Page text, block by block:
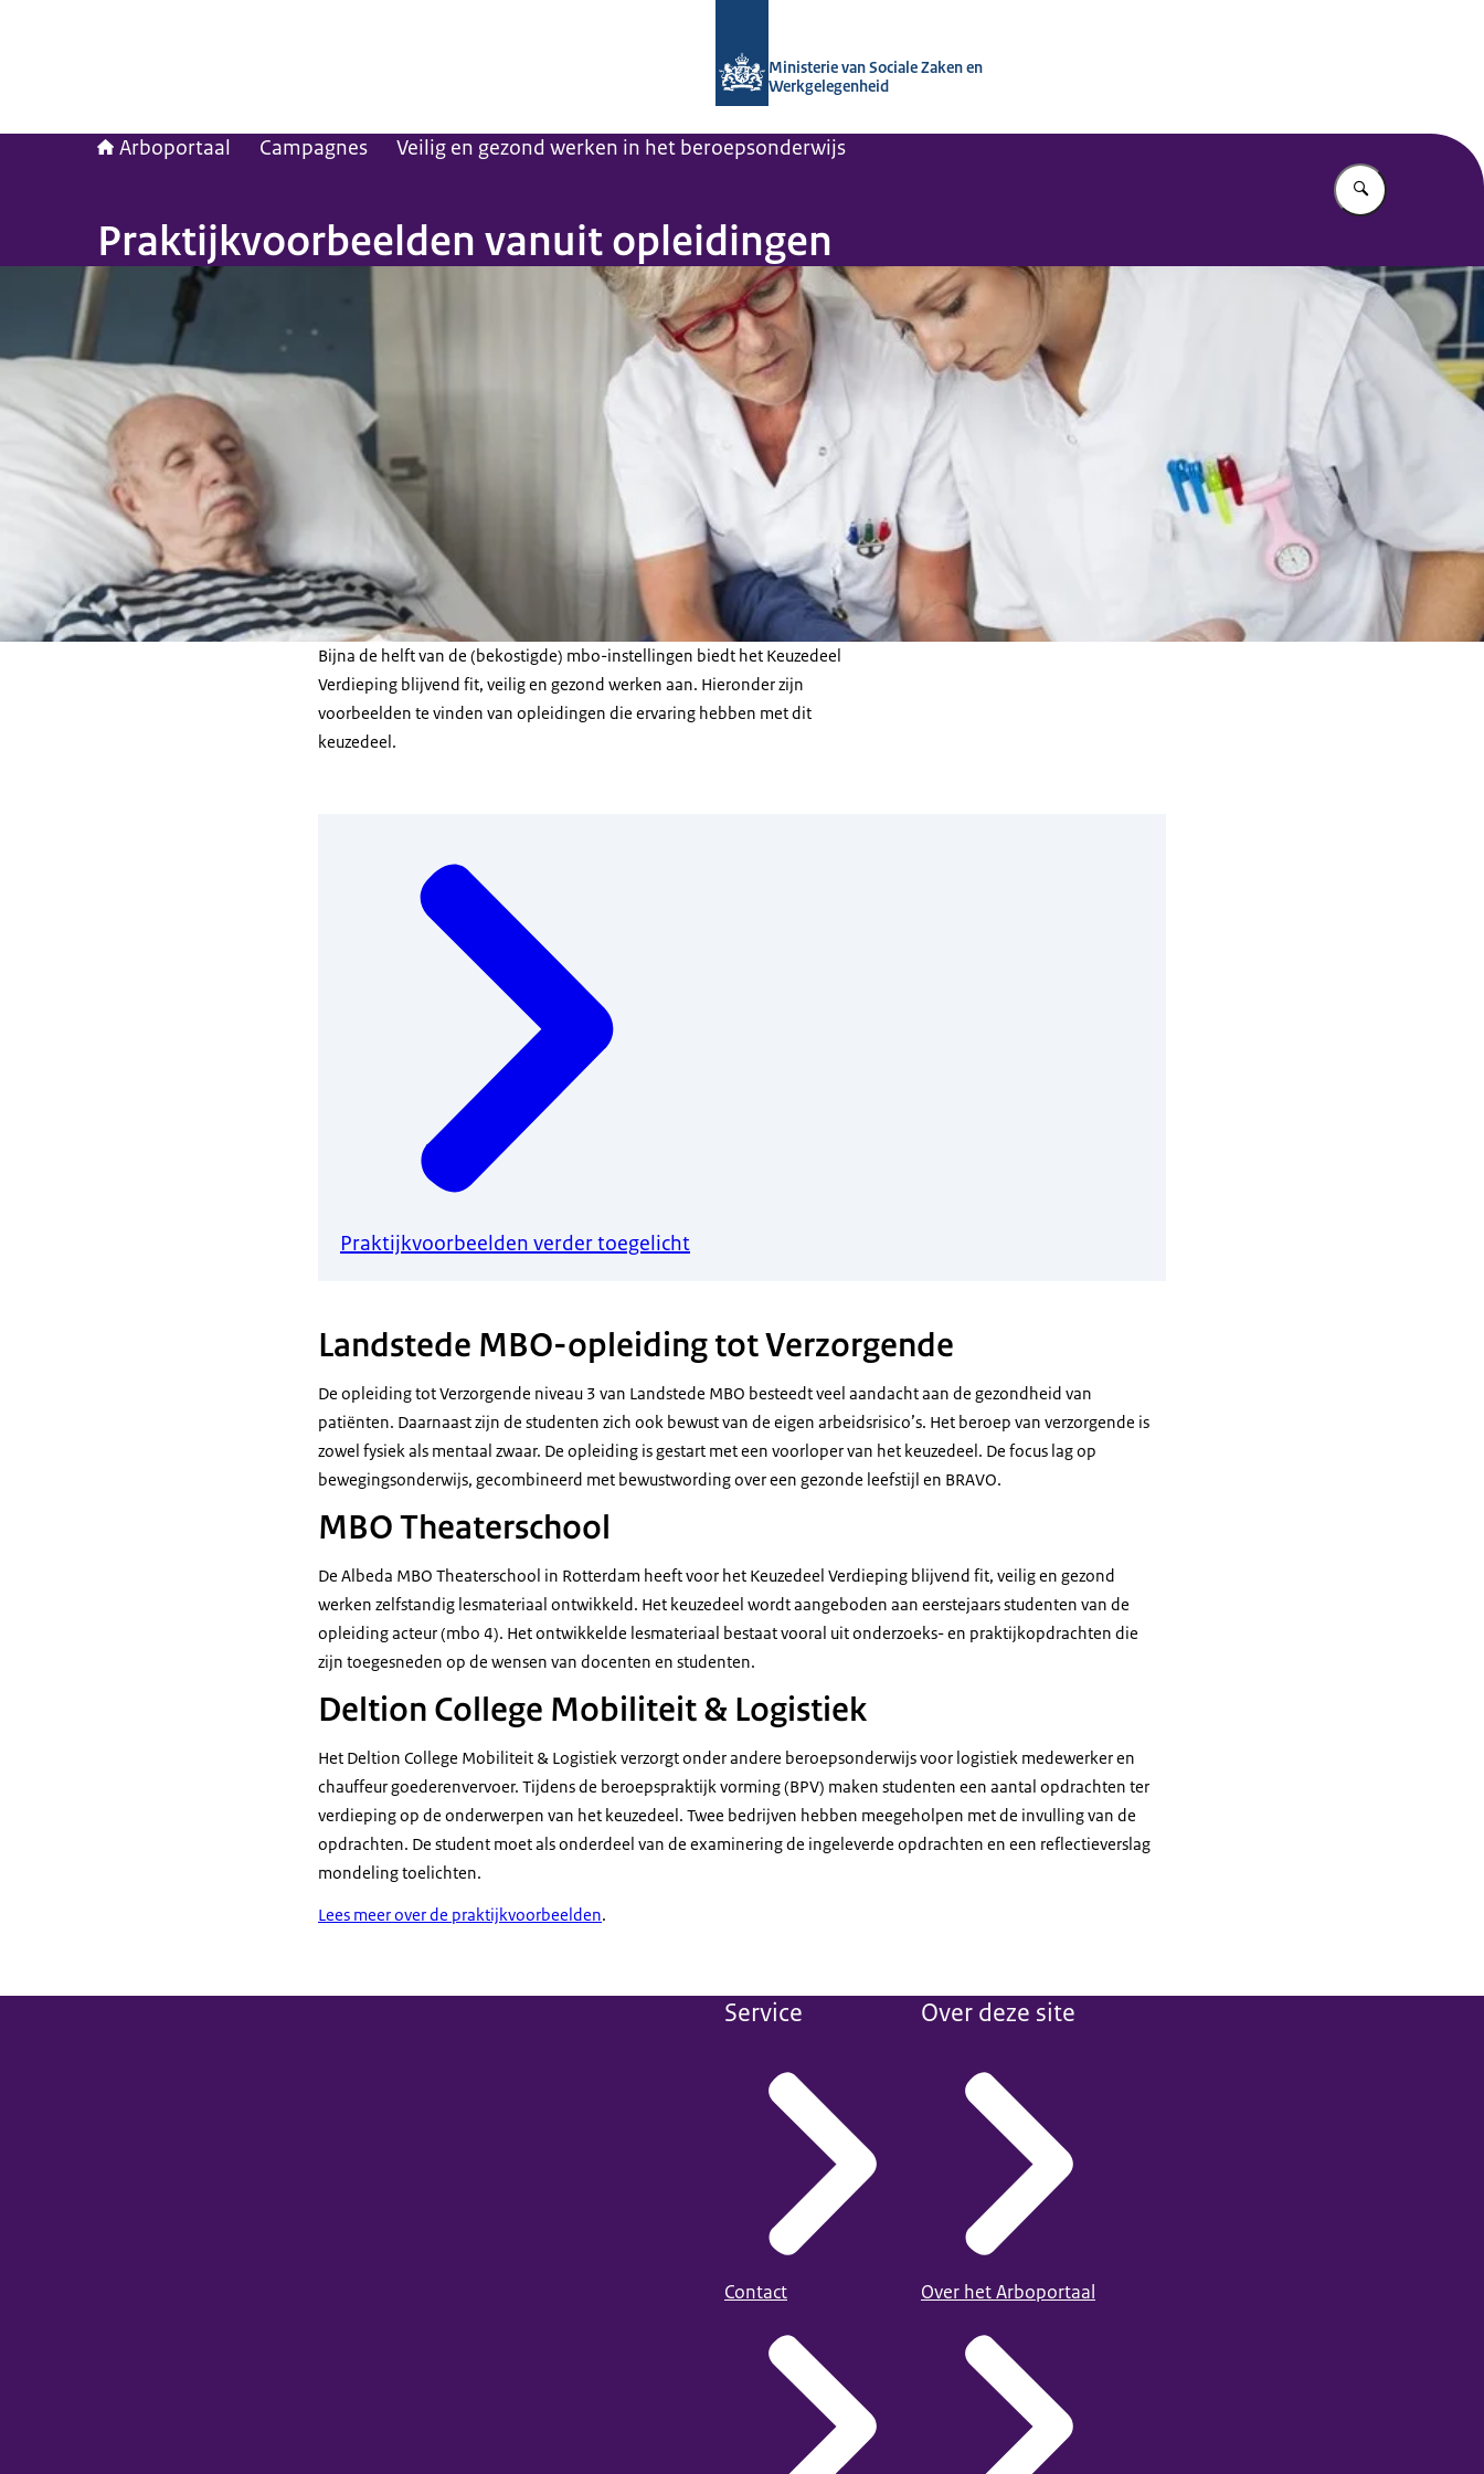
Ministerie van Sociale Zaken en
Werkgelegenheid
Arboportaal Campagnes Veilig en gezond werken in het beroepsonderwijs
Vul in wat u
Praktijkvoorbeelden vanuit opleidingen
Bijna de helft van de (bekostigde) mbo-instellingen biedt het Keuzedeel
Verdieping blijvend fit, veilig en gezond werken aan. Hieronder zijn
voorbeelden te vinden van opleidingen die ervaring hebben met dit
keuzedeel.
Praktijkvoorbeelden verder toegelicht
Landstede MBO-opleiding tot Verzorgende
De opleiding tot Verzorgende niveau 3 van Landstede MBO besteedt veel aandacht aan de gezondheid van
patiënten. Daarnaast zijn de studenten zich ook bewust van de eigen arbeidsrisico’s. Het beroep van verzorgende is
zowel fysiek als mentaal zwaar. De opleiding is gestart met een voorloper van het keuzedeel. De focus lag op
bewegingsonderwijs, gecombineerd met bewustwording over een gezonde leefstijl en BRAVO.
MBO Theaterschool
De Albeda MBO Theaterschool in Rotterdam heeft voor het Keuzedeel Verdieping blijvend fit, veilig en gezond
werken zelfstandig lesmateriaal ontwikkeld. Het keuzedeel wordt aangeboden aan eerstejaars studenten van de
opleiding acteur (mbo 4). Het ontwikkelde lesmateriaal bestaat vooral uit onderzoeks- en praktijkopdrachten die
zijn toegesneden op de wensen van docenten en studenten.
Deltion College Mobiliteit & Logistiek
Het Deltion College Mobiliteit & Logistiek verzorgt onder andere beroepsonderwijs voor logistiek medewerker en
chauffeur goederenvervoer. Tijdens de beroepspraktijk vorming (BPV) maken studenten een aantal opdrachten ter
verdieping op de onderwerpen van het keuzedeel. Twee bedrijven hebben meegeholpen met de invulling van de
opdrachten. De student moet als onderdeel van de examinering de ingeleverde opdrachten en een reflectieverslag
mondeling toelichten.
Lees meer over de praktijkvoorbeelden.
Service
Contact
Over deze site
Over het Arboportaal